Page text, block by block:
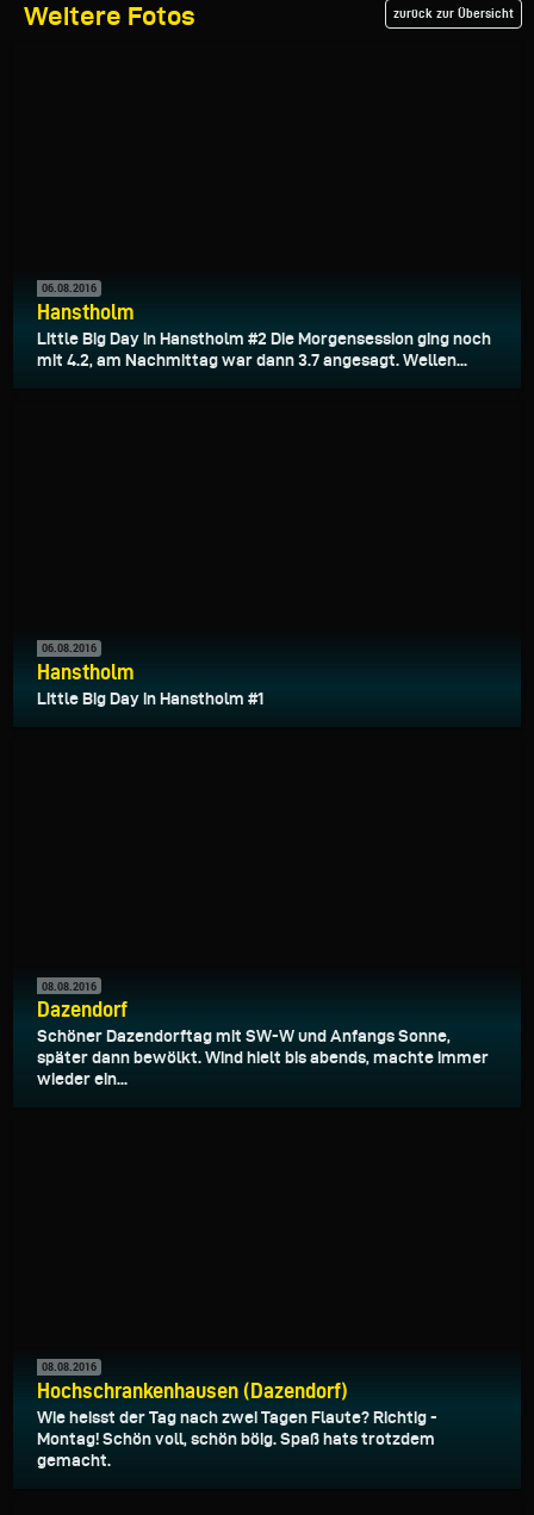
Weitere Fotos zurück zur Übersicht
06.08.2016
Hanstholm
Little Big Day in Hanstholm #2 Die Morgensession ging noch
mit 4.2, am Nachmittag war dann 3.7 angesagt. Wellen...
06.08.2016
Hanstholm
Little Big Day in Hanstholm #1
08.08.2016
Dazendorf
Schöner Dazendorftag mit SW-W und Anfangs Sonne,
später dann bewölkt. Wind hielt bis abends, machte immer
wieder ein...
08.08.2016
Hochschrankenhausen (Dazendorf)
Wie heisst der Tag nach zwei Tagen Flaute? Richtig -
Montag! Schön voll, schön böig. Spaß hats trotzdem
gemacht.